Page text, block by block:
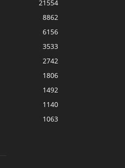
21554
8862
6156
3533
2742
1806
1492
1140
1063